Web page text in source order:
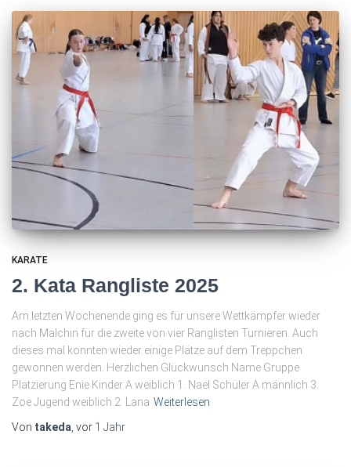
KARATE
2. Kata Rangliste 2025
Am letzten Wochenende ging es für unsere Wettkämpfer wieder
nach Malchin für die zweite von vier Ranglisten Turnieren. Auch
dieses mal konnten wieder einige Plätze auf dem Treppchen
gewonnen werden. Herzlichen Glückwunsch Name Gruppe
Platzierung Enie Kinder A weiblich 1. Nael Schüler A männlich 3.
Zoe Jugend weiblich 2. Lana Weiterlesen
Von takeda , vor 1 Jahr